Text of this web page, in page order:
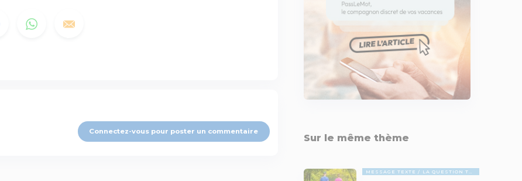
Connectez-vous pour poster un commentaire
Sur le même thème
MESSAGE TEXTE LA QUESTION TABOUE